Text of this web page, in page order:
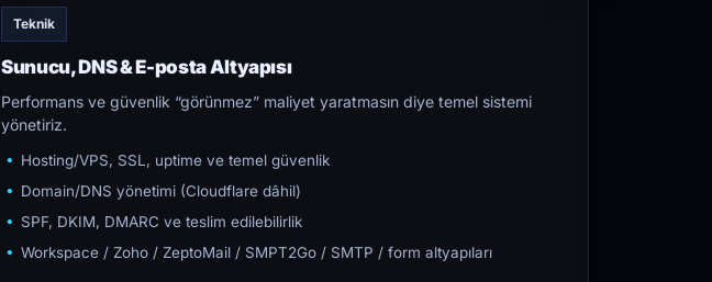
Teknik
Sunucu, DNS & E-posta Altyapısı
Performans ve güvenlik “görünmez” maliyet yaratmasın diye temel sistemi
yönetiriz.
Hosting/VPS, SSL, uptime ve temel güvenlik
Domain/DNS yönetimi (Cloudflare dâhil)
SPF, DKIM, DMARC ve teslim edilebilirlik
Workspace / Zoho / ZeptoMail / SMPT2Go / SMTP / form altyapıları